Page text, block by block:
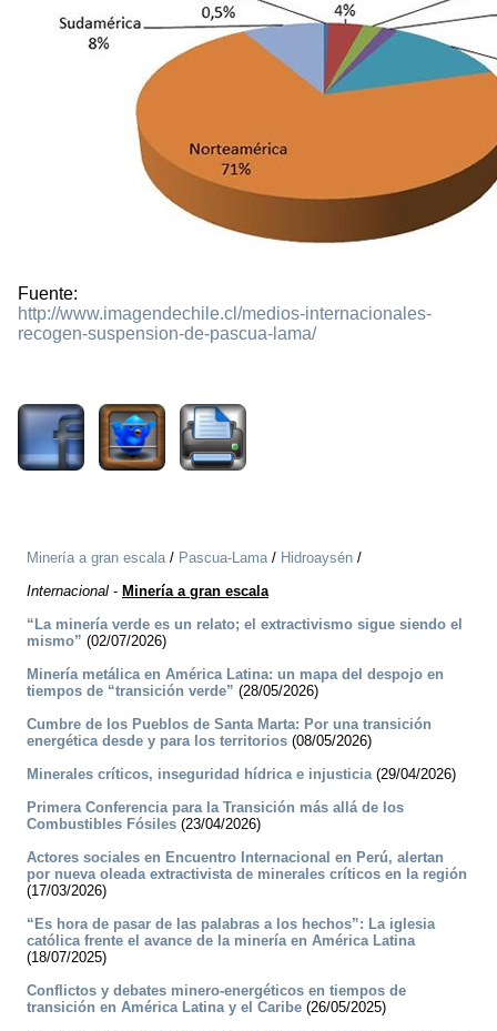
Fuente:
http://www.imagendechile.cl/medios-internacionales-
recogen-suspension-de-pascua-lama/
Minería a gran escala/ Pascua-Lama/ Hidroaysén /
Internacional - Minería a gran escala
“La minería verde es un relato; el extractivismo sigue siendo el
mismo” (02/07/2026)
Minería metálica en América Latina: un mapa del despojo en
tiempos de “transición verde” (28/05/2026)
Cumbre de los Pueblos de Santa Marta: Por una transición
energética desde y para los territorios (08/05/2026)
Minerales críticos, inseguridad hídrica e injusticia(29/04/2026)
Primera Conferencia para la Transición más allá de los
Combustibles Fósiles (23/04/2026)
Actores sociales en Encuentro Internacional en Perú, alertan
por nueva oleada extractivista de minerales críticos en la región
(17/03/2026)
“Es hora de pasar de las palabras a los hechos”: La iglesia
católica frente el avance de la minería en América Latina
(18/07/2025)
Conflictos y debates minero-energéticos en tiempos de
transición en América Latina y el Caribe (26/05/2025)